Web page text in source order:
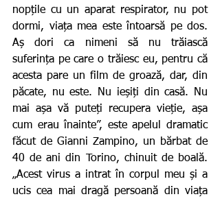
nopțile cu un aparat respirator, nu pot
dormi, viața mea este întoarsă pe dos.
Aș dori ca nimeni să nu trăiască
suferința pe care o trăiesc eu, pentru că
acesta pare un film de groază, dar, din
păcate, nu este. Nu ieșiți din casă. Nu
mai așa vă puteți recupera vieție, așa
cum erau înainte”, este apelul dramatic
făcut de Gianni Zampino, un bărbat de
40 de ani din Torino, chinuit de boală.
„Acest virus a intrat în corpul meu și a
ucis cea mai dragă persoană din viața